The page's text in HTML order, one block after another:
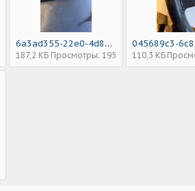
6a3ad355-22e0-4d8b-885b-63285d660923.jpeg
187,2 КБ Просмотры: 195 110,3 КБ